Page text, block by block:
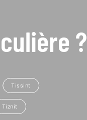
?
Tissint
Tiznit